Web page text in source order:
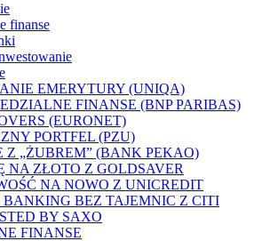
finanse
EMERYTURY (UNIQA)
FINANSE (BNP PARIBAS)
(EURONET)
PORTFEL (PZU)
Z „ŻUBREM” (BANK PEKAO)
NA ZŁOTO Z GOLDSAVER
NA NOWO Z UNICREDIT
BANKING BEZ TAJEMNIC Z CITI
BY SAXO
FINANSE